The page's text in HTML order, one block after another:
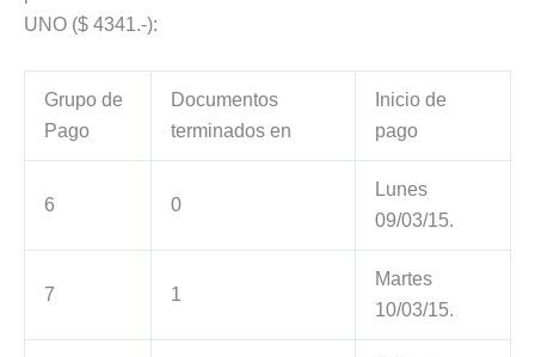
UNO ($ 4341.-):
Grupo de
Pago
Documentos
terminados en
Inicio de
pago
6 0
Lunes
09/03/15.
7 1
Martes
10/03/15.